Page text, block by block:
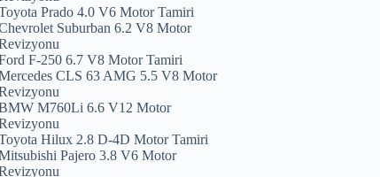
Prado 4.0 V6 Motor Tamiri
Suburban 6.2 V8 Motor
F-250 6.7 V8 Motor Tamiri
CLS 63 AMG 5.5 V8 Motor
M760Li 6.6 V12 Motor
Hilux 2.8 D-4D Motor Tamiri
Pajero 3.8 V6 Motor